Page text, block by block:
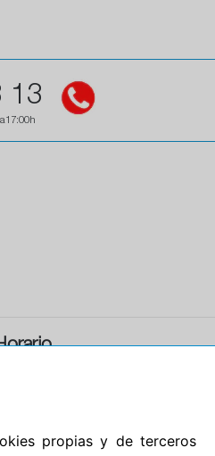
13
propias y de terceros